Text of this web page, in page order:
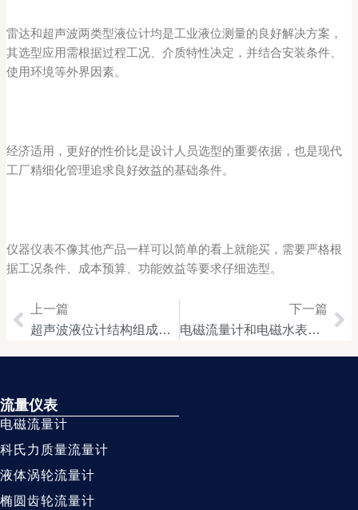
雷达和超声波两类型液位计均是工业液位测量的良好解决方案，
其选型应用需根据过程工况、介质特性决定，并结合安装条件、
使用环境等外界因素。
经济适用，更好的性价比是设计人员选型的重要依据，也是现代
工厂精细化管理追求良好效益的基础条件。
仪器仪表不像其他产品一样可以简单的看上就能买，需要严格根
据工况条件、成本预算、功能效益等要求仔细选型。
Prev
上一篇
超声波液位计结构组成简述
下一篇
电磁流量计和电磁水表有哪些区别
流量仪表
电磁流量计
科氏力质量流量计
液体涡轮流量计
椭圆齿轮流量计